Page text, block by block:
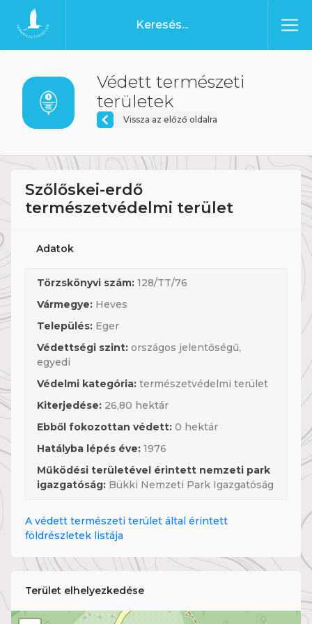
Ugrás a tartalomhoz
Főoldal
Védett természeti
területek
Vissza az előző oldalra
Szőlőskei-erdő
természetvédelmi terület
Adatok
Törzskönyvi szám: 128/TT/76
Vármegye: Heves
Település: Eger
Védettségi szint: országos jelentőségű,
egyedi
Védelmi kategória: természetvédelmi terület
Kiterjedése: 26,80 hektár
Ebből fokozottan védett: 0 hektár
Hatályba lépés éve: 1976
Működési területével érintett nemzeti park
igazgatóság: Bükki Nemzeti Park Igazgatóság
A védett természeti terület által érintett
földrészletek listája
Terület elhelyezkedése